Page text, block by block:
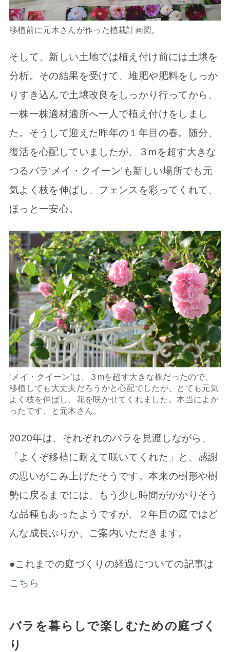
移植前に元木さんが作った植栽計画図。
そして、新しい土地では植え付け前には土壌を
分析。その結果を受けて、堆肥や肥料をしっか
りすき込んで土壌改良をしっかり行ってから、
一株一株適材適所へ一人で植え付けをしまし
た。そうして迎えた昨年の１年目の春。随分、
復活を心配していましたが、３mを超す大きな
つるバラ‘メイ・クイーン’も新しい場所でも元
気よく枝を伸ばし、フェンスを彩ってくれて、
ほっと一安心。
‘メイ・クイーン’は、３mを超す大きな株だったので、
移植しても大丈夫だろうかと心配でしたが、とても元気
よく枝を伸ばし、花を咲かせてくれました。本当によか
ったです、と元木さん。
2020年は、それぞれのバラを見渡しながら、
「よくぞ移植に耐えて咲いてくれた」と、感謝
の思いがこみ上げたそうです。本来の樹形や樹
勢に戻るまでには、もう少し時間がかかりそう
な品種もあったようですが、２年目の庭ではど
んな成長ぶりか、ご案内いただきます。
●これまでの庭づくりの経過についての記事は
こちら
バラを暮らしで楽しむための庭づく
り